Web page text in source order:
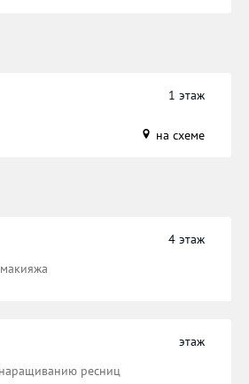
1 этаж
на схеме
4 этаж
ресниц
этаж